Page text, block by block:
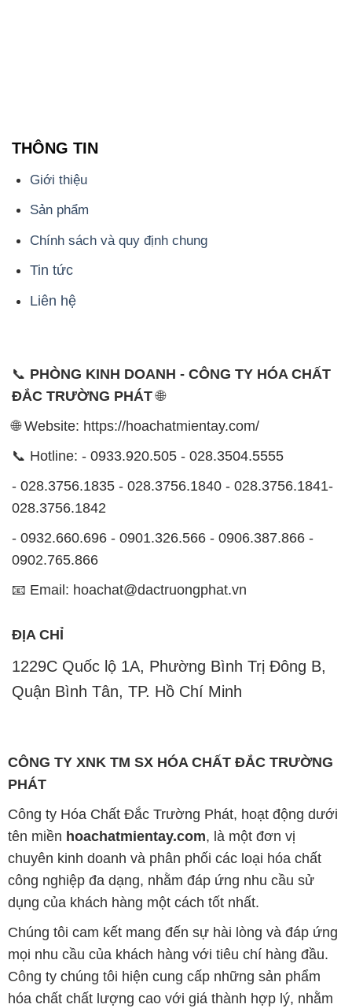
THÔNG TIN
Giới thiệu
Sản phẩm
Chính sách và quy định chung
Tin tức
Liên hệ
📞 PHÒNG KINH DOANH - CÔNG TY HÓA CHẤT
ĐẮC TRƯỜNG PHÁT🌐
🌐 Website: https://hoachatmientay.com/
📞 Hotline: - 0933.920.505 - 028.3504.5555
- 028.3756.1835 - 028.3756.1840 - 028.3756.1841-
028.3756.1842
- 0932.660.696 - 0901.326.566 - 0906.387.866 -
0902.765.866
📧 Email: hoachat@dactruongphat.vn
ĐỊA CHỈ
1229C Quốc lộ 1A, Phường Bình Trị Đông B,
Quận Bình Tân, TP. Hồ Chí Minh
CÔNG TY XNK TM SX HÓA CHẤT ĐẮC TRƯỜNG
PHÁT
Công ty Hóa Chất Đắc Trường Phát, hoạt động dưới
tên miền hoachatmientay.com, là một đơn vị
chuyên kinh doanh và phân phối các loại hóa chất
công nghiệp đa dạng, nhằm đáp ứng nhu cầu sử
dụng của khách hàng một cách tốt nhất.
Chúng tôi cam kết mang đến sự hài lòng và đáp ứng
mọi nhu cầu của khách hàng với tiêu chí hàng đầu.
Công ty chúng tôi hiện cung cấp những sản phẩm
hóa chất chất lượng cao với giá thành hợp lý, nhằm